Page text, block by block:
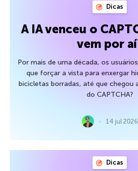
Dicas
A IA venceu o
vem por
Por mais de uma década, os
que forçar a vista para enxergar
bicicletas borradas, até que chegou
do CAPTCHA?
14 jul 2026
Dicas